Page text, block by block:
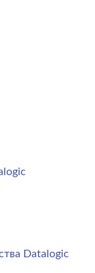
Datalogic